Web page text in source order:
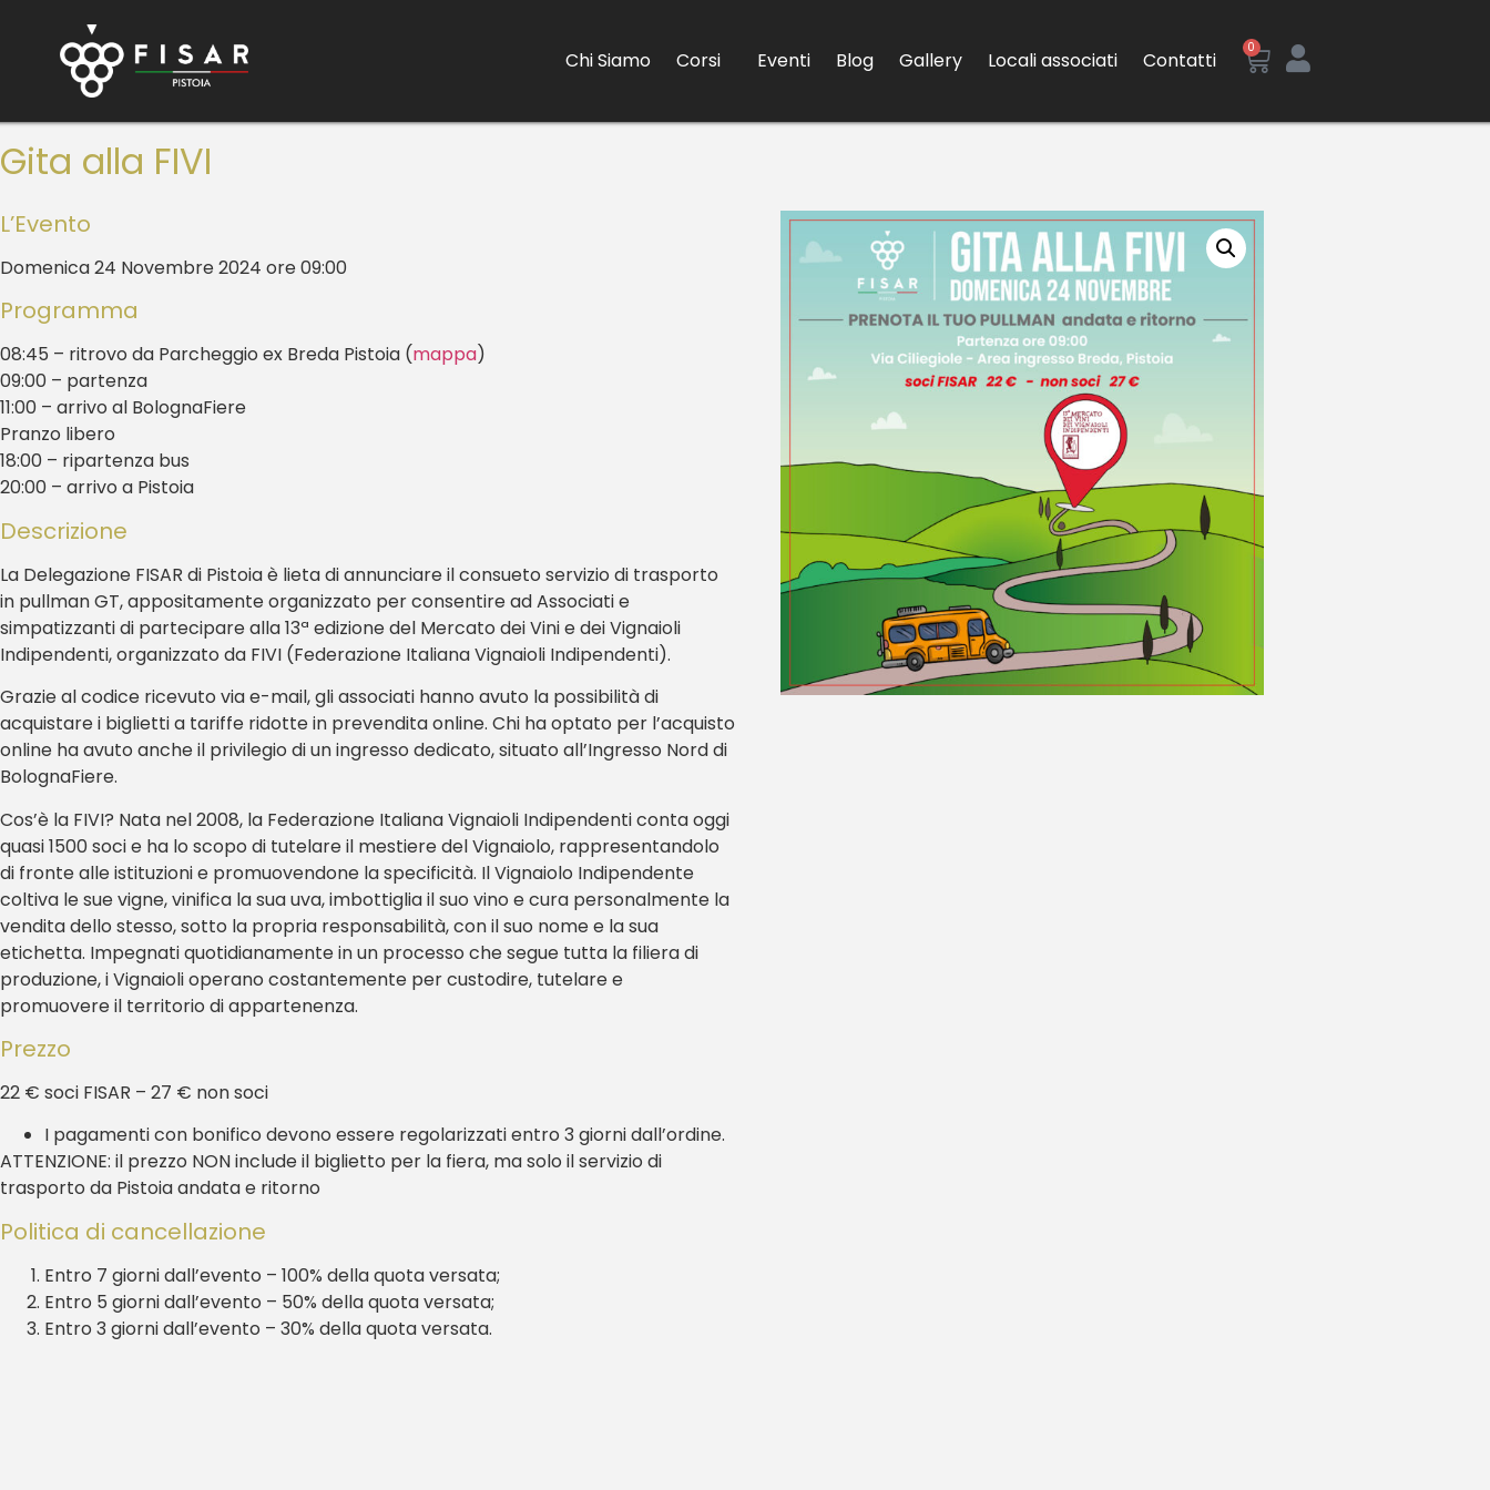
Chi Siamo Corsi Eventi Blog Gallery Locali associati Contatti
0
Gita alla FIVI
L’Evento
Domenica 24 Novembre 2024 ore 09:00
Programma
08:45 – ritrovo da Parcheggio ex Breda Pistoia (mappa)
09:00 – partenza
11:00 – arrivo al BolognaFiere
Pranzo libero
18:00 – ripartenza bus
20:00 – arrivo a Pistoia
Descrizione
La Delegazione FISAR di Pistoia è lieta di annunciare il consueto servizio di trasporto
in pullman GT, appositamente organizzato per consentire ad Associati e
simpatizzanti di partecipare alla 13ª edizione del Mercato dei Vini e dei Vignaioli
Indipendenti, organizzato da FIVI (Federazione Italiana Vignaioli Indipendenti).
Grazie al codice ricevuto via e-mail, gli associati hanno avuto la possibilità di
acquistare i biglietti a tariffe ridotte in prevendita online. Chi ha optato per l’acquisto
online ha avuto anche il privilegio di un ingresso dedicato, situato all’Ingresso Nord di
BolognaFiere.
Cos’è la FIVI? Nata nel 2008, la Federazione Italiana Vignaioli Indipendenti conta oggi
quasi 1500 soci e ha lo scopo di tutelare il mestiere del Vignaiolo, rappresentandolo
di fronte alle istituzioni e promuovendone la specificità. Il Vignaiolo Indipendente
coltiva le sue vigne, vinifica la sua uva, imbottiglia il suo vino e cura personalmente la
vendita dello stesso, sotto la propria responsabilità, con il suo nome e la sua
etichetta. Impegnati quotidianamente in un processo che segue tutta la filiera di
produzione, i Vignaioli operano costantemente per custodire, tutelare e
promuovere il territorio di appartenenza.
Prezzo
22 € soci FISAR – 27 € non soci
I pagamenti con bonifico devono essere regolarizzati entro 3 giorni dall’ordine.
ATTENZIONE: il prezzo NON include il biglietto per la fiera, ma solo il servizio di
trasporto da Pistoia andata e ritorno
Politica di cancellazione
Entro 7 giorni dall’evento – 100% della quota versata;
Entro 5 giorni dall’evento – 50% della quota versata;
Entro 3 giorni dall’evento – 30% della quota versata.